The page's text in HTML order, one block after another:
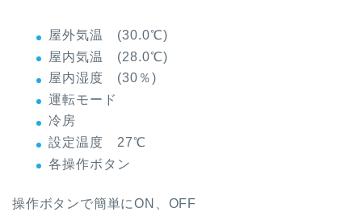
屋外気温 (30.0℃)
屋内気温 (28.0℃)
屋内湿度 (30％)
運転モード
冷房
設定温度 27℃
各操作ボタン
操作ボタンで簡単にON、OFF